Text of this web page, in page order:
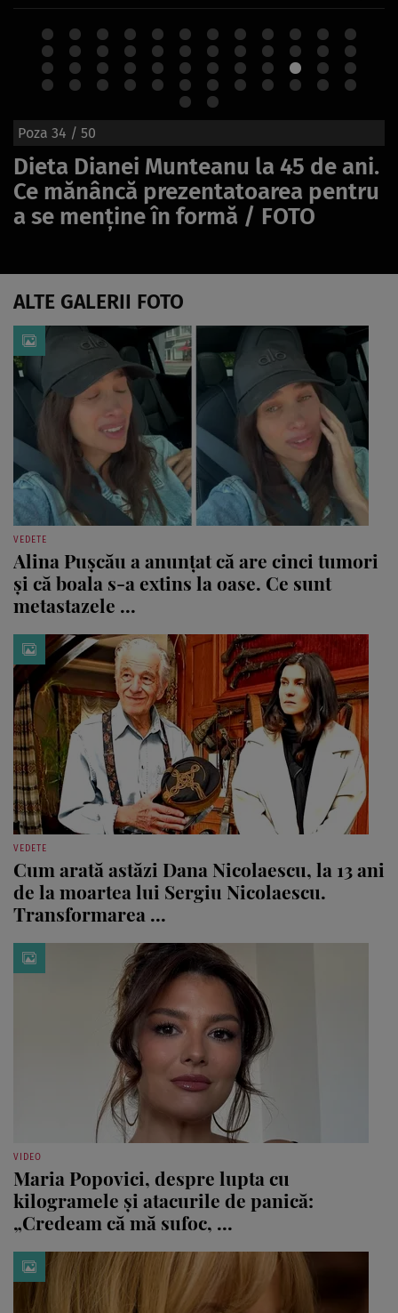
Poza 34 / 50
Dieta Dianei Munteanu la 45 de ani.
Ce mănâncă prezentatoarea pentru
a se menține în formă / FOTO
ALTE GALERII FOTO
VEDETE
Alina Pușcău a anunțat că are cinci tumori
și că boala s-a extins la oase. Ce sunt
metastazele ...
VEDETE
Cum arată astăzi Dana Nicolaescu, la 13 ani
de la moartea lui Sergiu Nicolaescu.
Transformarea ...
VIDEO
Maria Popovici, despre lupta cu
kilogramele și atacurile de panică:
„Credeam că mă sufoc, ...